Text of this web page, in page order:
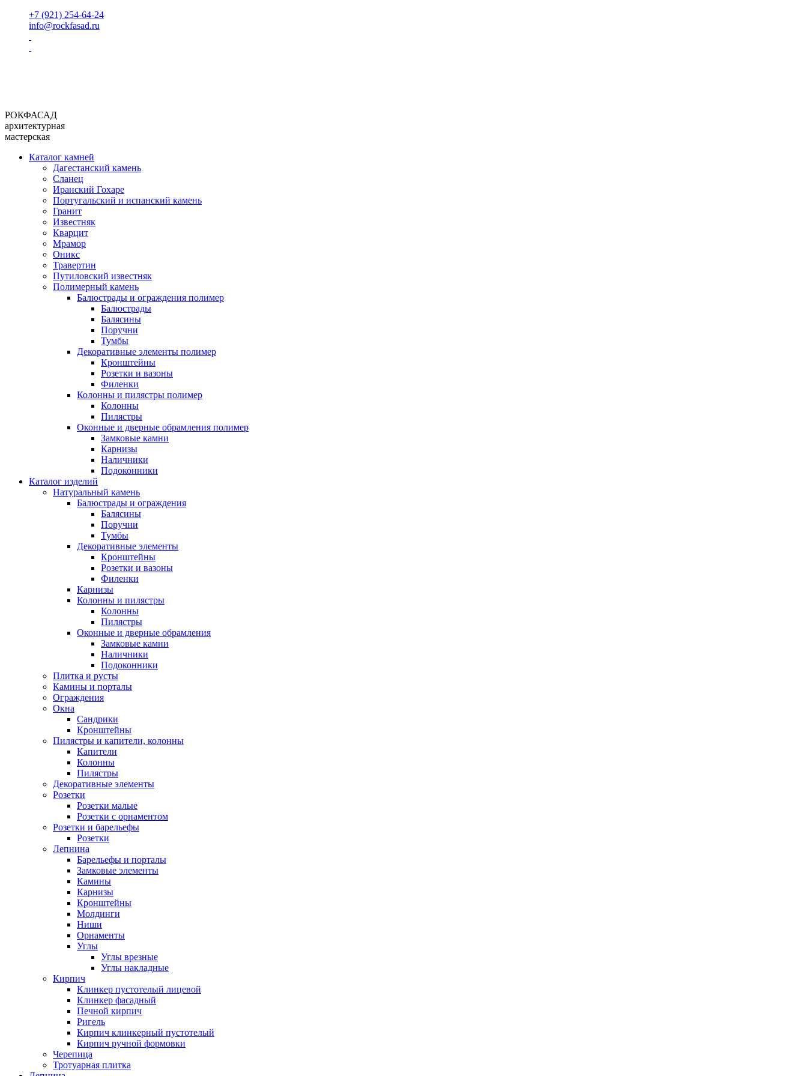
+7 (921) 254-64-24
info@rockfasad.ru
РОКФАСАД
архитектурная
мастерская
Каталог камней
Дагестанский камень
Сланец
Иранский Гохаре
Португальский и испанский камень
Гранит
Известняк
Кварцит
Мрамор
Оникс
Травертин
Путиловский известняк
Полимерный камень
Балюстрады и ограждения полимер
Балюстрады
Балясины
Поручни
Тумбы
Декоративные элементы полимер
Кронштейны
Розетки и вазоны
Филенки
Колонны и пилястры полимер
Колонны
Пилястры
Оконные и дверные обрамления полимер
Замковые камни
Карнизы
Наличники
Подоконники
Каталог изделий
Натуральный камень
Балюстрады и ограждения
Балясины
Поручни
Тумбы
Декоративные элементы
Кронштейны
Розетки и вазоны
Филенки
Карнизы
Колонны и пилястры
Колонны
Пилястры
Оконные и дверные обрамления
Замковые камни
Наличники
Подоконники
Плитка и русты
Камины и порталы
Ограждения
Окна
Сандрики
Кронштейны
Пилястры и капители, колонны
Капители
Колонны
Пилястры
Декоративные элементы
Розетки
Розетки малые
Розетки с орнаментом
Розетки и барельефы
Розетки
Лепнина
Барельефы и порталы
Замковые элементы
Камины
Карнизы
Кронштейны
Молдинги
Ниши
Орнаменты
Углы
Углы врезные
Углы накладные
Кирпич
Клинкер пустотелый лицевой
Клинкер фасадный
Печной кирпич
Ригель
Кирпич клинкерный пустотелый
Кирпич ручной формовки
Черепица
Тротуарная плитка